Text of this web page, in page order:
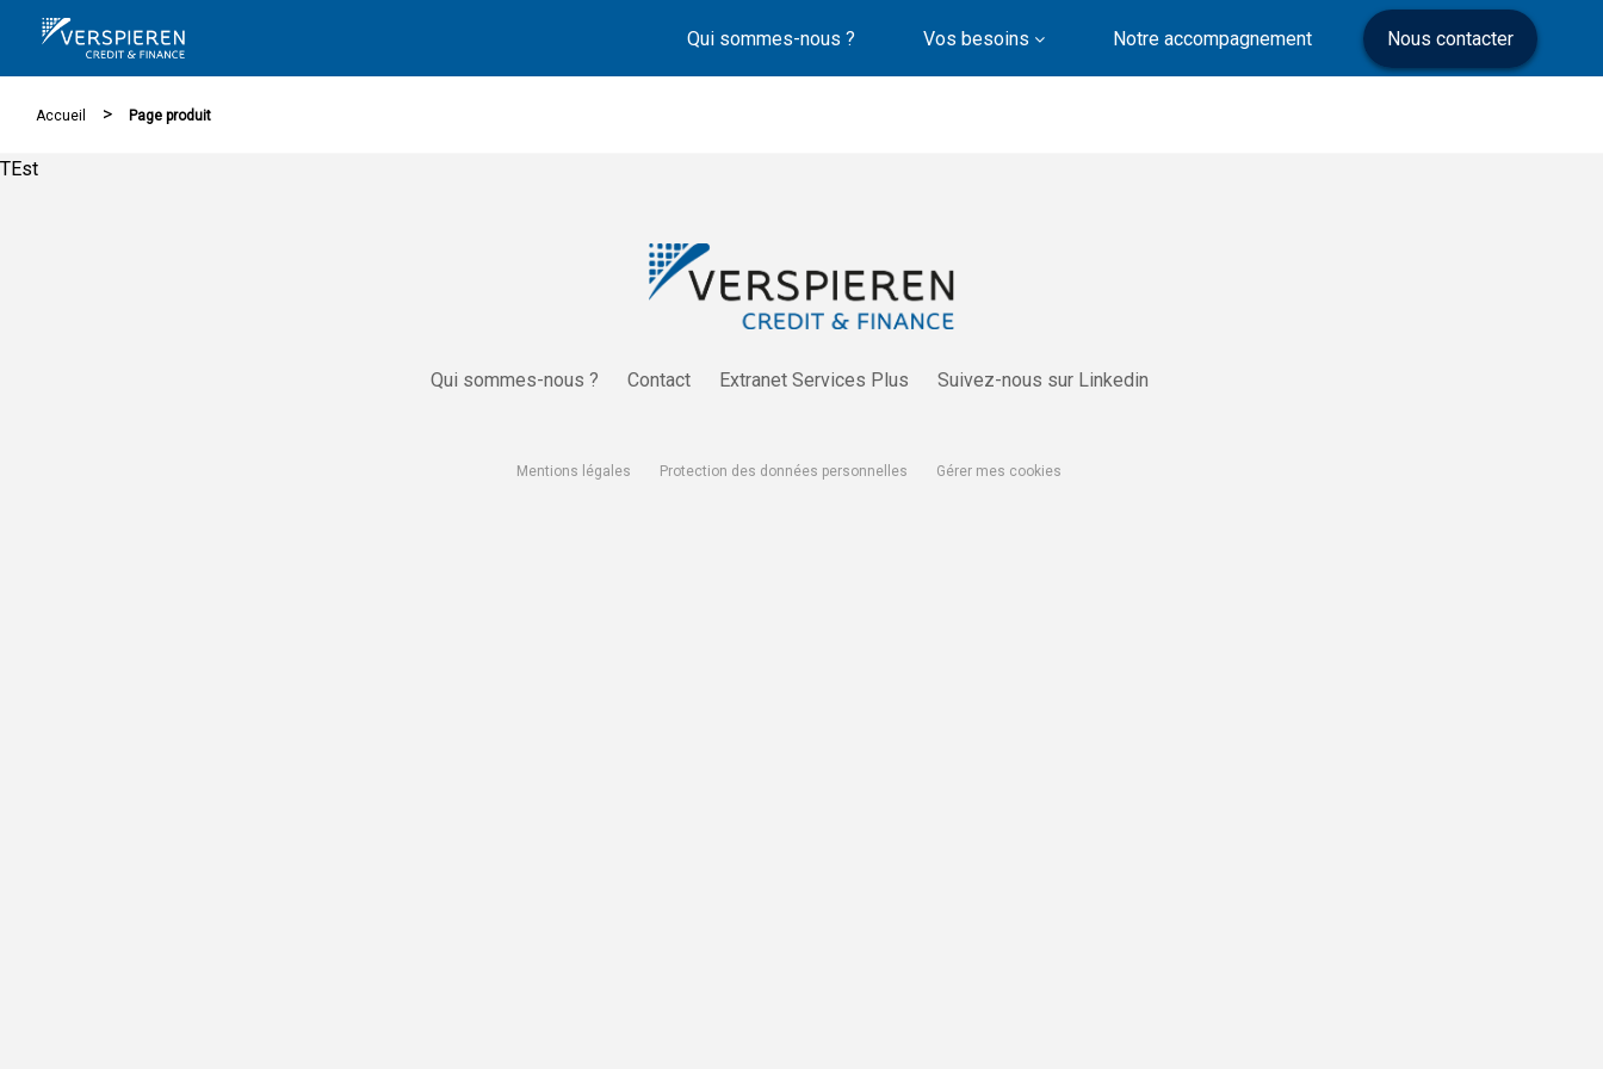
Qui sommes-nous ? Vos besoins Notre accompagnement Nous contacter
Accueil > Page produit
TEst
Qui sommes-nous ? Contact Extranet Services Plus Suivez-nous sur Linkedin
Mentions légales Protection des données personnelles Gérer mes cookies
Cookies management panel